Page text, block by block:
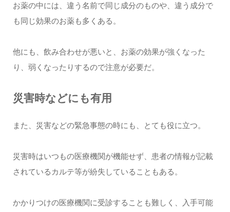
お薬の中には、違う名前で同じ成分のものや、違う成分で
も同じ効果のお薬も多くある。
他にも、飲み合わせが悪いと、お薬の効果が強くなった
り、弱くなったりするので注意が必要だ。
災害時などにも有用
また、災害などの緊急事態の時にも、とても役に立つ。
災害時はいつもの医療機関が機能せず、患者の情報が記載
されているカルテ等が紛失していることもある。
かかりつけの医療機関に受診することも難しく、入手可能